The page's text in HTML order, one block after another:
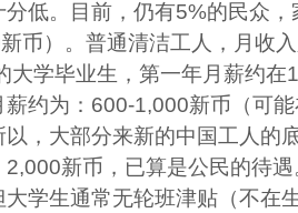
低。目前，仍有5%的民众
币）。普通清洁工人，月收
大学毕业生，第一年月薪约在
薪约为：600-1,000新币（可
，大部分来新的中国工人的
新币，已算是公民的待
学生通常无轮班津贴（不在